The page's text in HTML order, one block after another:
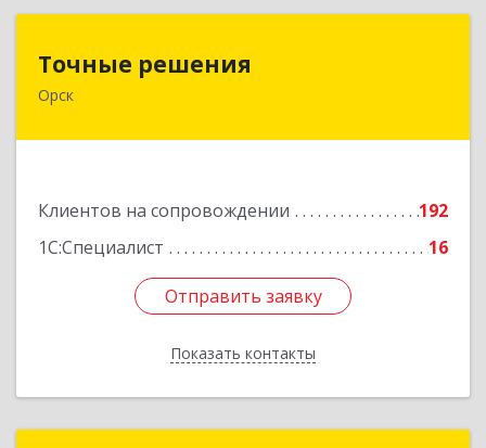
Точные решения
Орск
Клиентов на сопровождении
192
1С:Специалист
16
Отправить заявку
Показать контакты
Подробнее
Отправить заявку
Назад